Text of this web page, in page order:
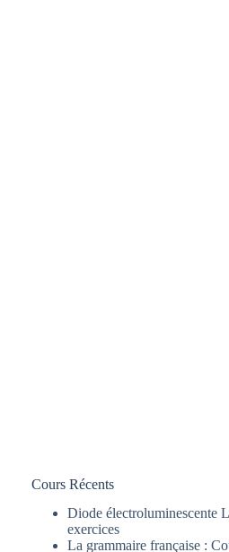
Cours Récents
Diode électroluminescente
exercices
La grammaire française :